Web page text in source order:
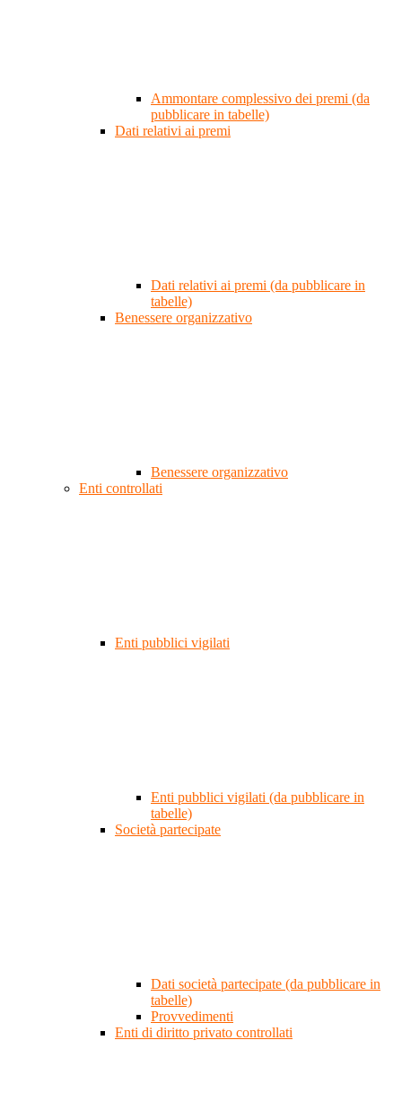
Ammontare complessivo dei premi (da
pubblicare in tabelle)
Dati relativi ai premi
Dati relativi ai premi (da pubblicare in
tabelle)
Benessere organizzativo
Benessere organizzativo
Enti controllati
Enti pubblici vigilati
Enti pubblici vigilati (da pubblicare in
tabelle)
Società partecipate
Dati società partecipate (da pubblicare in
tabelle)
Provvedimenti
Enti di diritto privato controllati